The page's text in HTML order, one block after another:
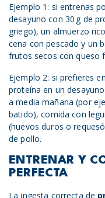
Ejemplo 1: si entrenas
desayuno con 30 g de
griego), un almuerzo
cena con pescado y un
frutos secos con queso
Ejemplo 2: si prefieres
proteína en un
a media mañana (por
batido), comida con
(huevos duros o
de pollo.
ENTRENAR Y
PERFECTA
La ingesta correcta de